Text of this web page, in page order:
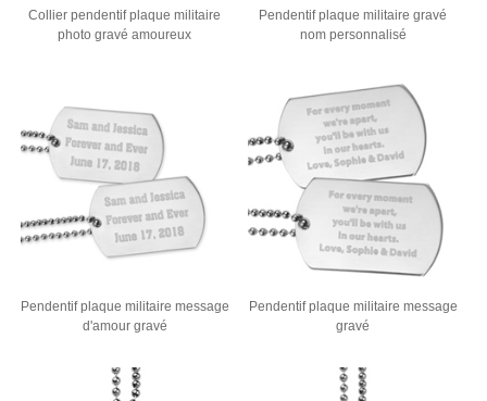
Collier pendentif plaque militaire
photo gravé amoureux
Pendentif plaque militaire gravé
nom personnalisé
Pendentif plaque militaire message
d'amour gravé
Pendentif plaque militaire message
gravé